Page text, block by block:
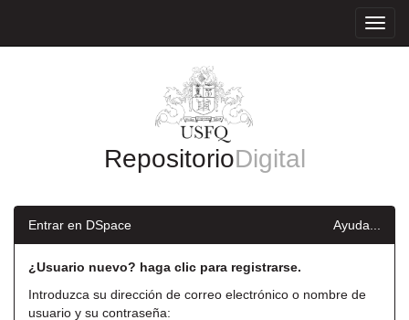
RepositorioDigital
Entrar en DSpace Ayuda...
¿Usuario nuevo? haga clic para registrarse.
Introduzca su dirección de correo electrónico o nombre de
usuario y su contraseña: